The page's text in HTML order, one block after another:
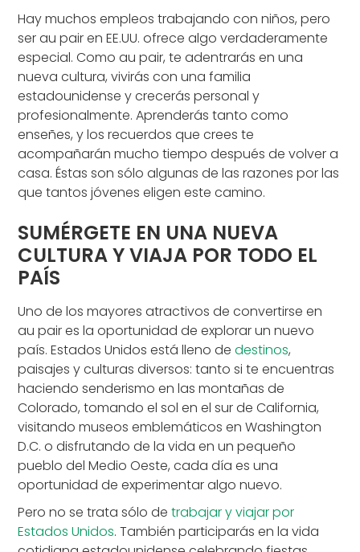
Hay muchos empleos trabajando con niños, pero
ser au pair en EE.UU. ofrece algo verdaderamente
especial. Como au pair, te adentrarás en una
nueva cultura, vivirás con una familia
estadounidense y crecerás personal y
profesionalmente. Aprenderás tanto como
enseñes, y los recuerdos que crees te
acompañarán mucho tiempo después de volver a
casa. Éstas son sólo algunas de las razones por las
que tantos jóvenes eligen este camino.
SUMÉRGETE EN UNA NUEVA
CULTURA Y VIAJA POR TODO EL
PAÍS
Uno de los mayores atractivos de convertirse en
au pair es la oportunidad de explorar un nuevo
país. Estados Unidos está lleno dedestinos,
paisajes y culturas diversos: tanto si te encuentras
haciendo senderismo en las montañas de
Colorado, tomando el sol en el sur de California,
visitando museos emblemáticos en Washington
D.C. o disfrutando de la vida en un pequeño
pueblo del Medio Oeste, cada día es una
oportunidad de experimentar algo nuevo.
Pero no se trata sólo detrabajar y viajar por
Estados Unidos. También participarás en la vida